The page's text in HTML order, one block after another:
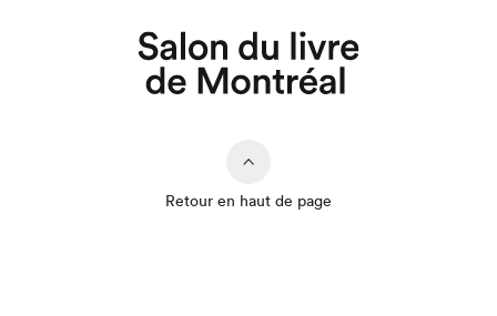
Retour en haut de page